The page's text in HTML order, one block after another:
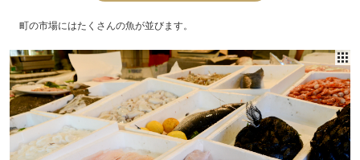
町の市場にはたくさんの魚が並びます。